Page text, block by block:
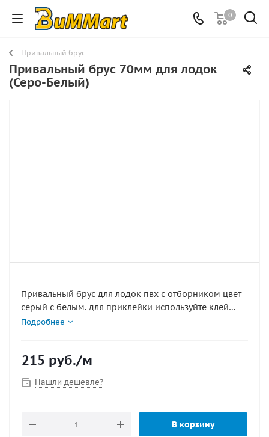
0
Привальный брус
Привальный брус 70мм для лодок
(Серо-Белый)
Привальный брус для лодок пвх с отборником цвет
серый с белым. для приклейки используйте клей
Тексакол 150М
Подробнее
215 руб./м
Нашли дешевле?
В корзину